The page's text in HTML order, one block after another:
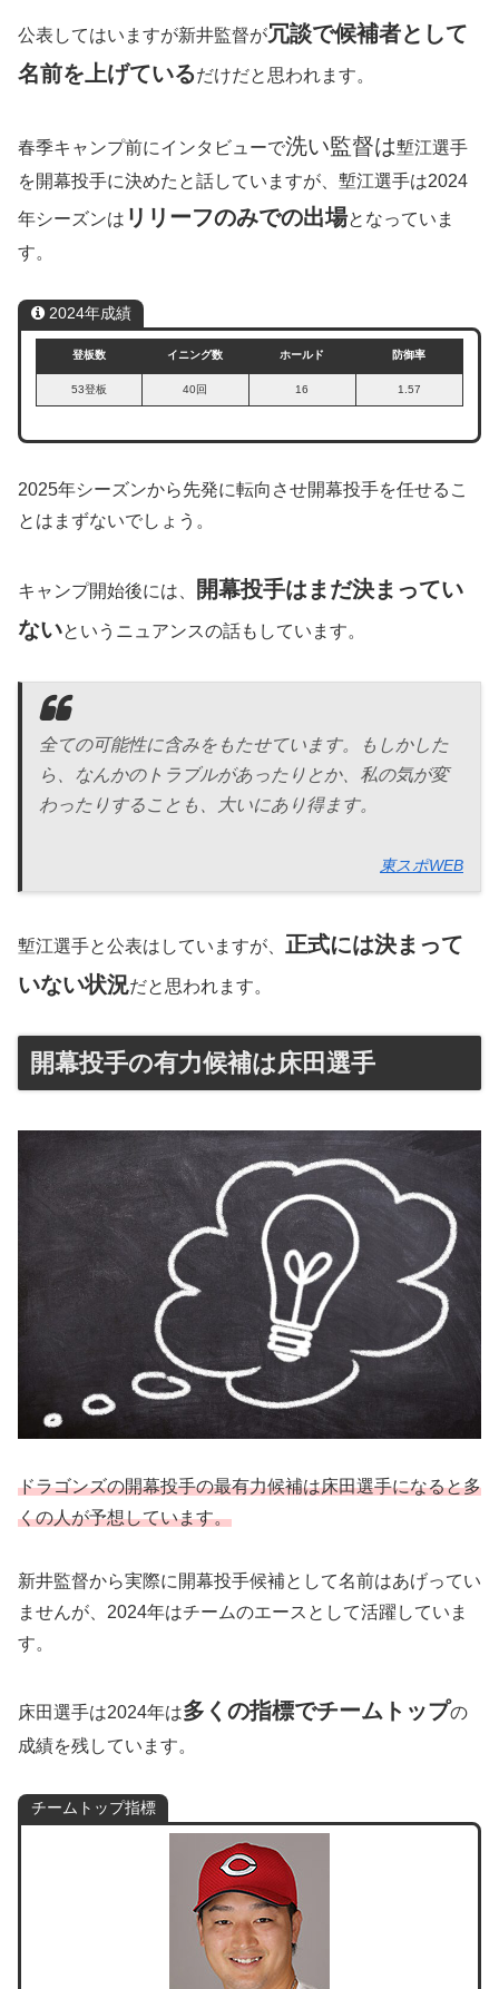
公表してはいますが新井監督が冗談で候補者として
名前を上げているだけだと思われます。
春季キャンプ前にインタビューで洗い監督は塹江選手
を開幕投手に決めたと話していますが、塹江選手は2024
年シーズンは リリーフのみでの出場となっていま
す。
2024年成績
登板数 イニング数 ホールド 防御率
53登板 40回 16 1.57
2025年シーズンから先発に転向させ開幕投手を任せるこ
とはまずないでしょう。
キャンプ開始後には、
開幕投手はまだ決まってい
ないというニュアンスの話もしています。
全ての可能性に含みをもたせています。もしかした
ら、なんかのトラブルがあったりとか、私の気が変
わったりすることも、大いにあり得ます。
東スポWEB
塹江選手と公表はしていますが、 正式には決まって
いない状況だと思われます。
開幕投手の有力候補は床田選手
ドラゴンズの開幕投手の最有力候補は床田選手になると多
くの人が予想しています。
新井監督から実際に開幕投手候補として名前はあげってい
ませんが、2024年はチームのエースとして活躍していま
す。
床田選手は2024年は多くの指標でチームトップの
成績を残しています。
チームトップ指標